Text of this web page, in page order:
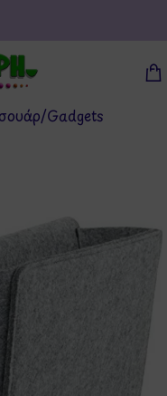
/Gadgets